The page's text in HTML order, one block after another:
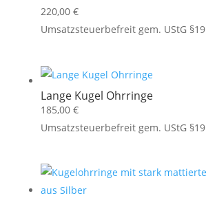
220,00 €
Umsatzsteuerbefreit gem. UStG §19
Lange Kugel Ohrringe
185,00 €
Umsatzsteuerbefreit gem. UStG §19